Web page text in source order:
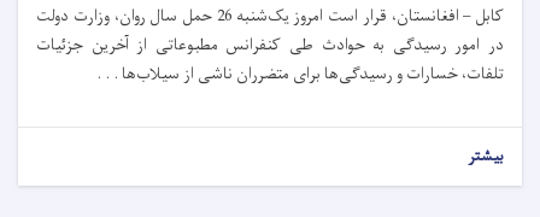
کابل – افغانستان، قرار است امروز یک‌شنبه 26 حمل سال روان، وزارت دولت
در امور رسیدگی به حوادث طی کنفرانس مطبوعاتی از آخرین جزئیات
تلفات، خسارات و رسیدگی‌ها برای متضرران ناشی از سیلاب‌ها . . .
بیشتر